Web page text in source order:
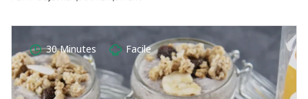
30 Minutes Facile